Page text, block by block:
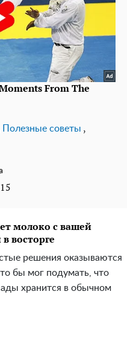
Полезные советы ,
молоко с вашей
восторге
решения оказываются
бы мог подумать, что
хранится в обычном